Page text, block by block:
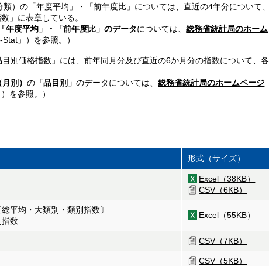
）の「年度平均」・「前年度比」については、直近の4年分について、
」に表章している。
「年度平均」・「前年度比」のデータについては、総務省統計局のホーム
」）を参照。）
別価格指数」には、前年同月分及び直近の6か月分の指数について、各
月別）の 「品目別」のデータについては、総務省統計局のホームページ
を参照。）
形式（サイズ）
Excel（38KB）
CSV（6KB）
平均・大類別・類別指数〕
数
Excel（55KB）
CSV（7KB）
CSV（5KB）